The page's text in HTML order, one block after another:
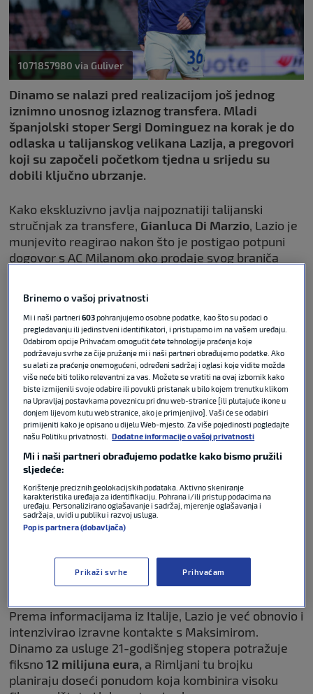
1071857980 via Guliver
Dinamo se nalazi pred realizacijom još jednog
iznimno unosnog izlaznog transfera. Mladi
španjolski stoper Sergi Dominguez na korak je do
odlaska u talijanskog velikana Lazija, a pregovori
koji su započeli početkom tjedna u srijedu su
dobili ključno ubrzanje.
Kako ekskluzivno javlja najpoznatiji talijanski
stručnjak za transfere, Gianluca Di Marzio, Lazio je
munjevito reagirao nakon što je postigao potpuni
dogovor s AC Milanom oko prodaje svog braniča
sportski direktorAngelo Fabiani
apsolutni prioritet i Gilina nasljednika označio
upravoDinamovogdragulja.
Bennacer korak dalje od Dinama i
korak bliže – Kataru
NOGOMET
Dominguez napušta Dinamo? Na
korak je do odlaska u talijanskog
NOGOMET 07. srp 2026 0
Prema informacijama iz Italije, Lazio je već obnovio i
intenzivirao izravne kontakte s Maksimirom.
Dinamo za usluge 21-godišnjeg stopera potražuje
fiksno 12 milijuna eura, a Rimljani tu brojku
planiraju doseći ponudom koja kombinira visoku
Brinemo o vašoj privatnosti
Mi i naši partneri603pohranjujemo osobne podatke, kao što su podaci o
pregledavanju ili jedinstveni identifikatori, i pristupamo im na vašem uređaju.
Odabirom opcije Prihvaćam omogućit ćete tehnologije praćenja koje
podržavaju svrhe za čije pružanje mi i naši partneri obrađujemo podatke. Ako
su alati za praćenje onemogućeni, određeni sadržaj i oglasi koje vidite možda
više neće biti toliko relevantni za vas. Možete se vratiti na ovaj izbornik kako
biste izmijenili svoje odabire ili povukli pristanak u bilo kojem trenutku klikom
na Upravljaj postavkama poveznicu pri dnu web-stranice [ili plutajuće ikone u
donjem lijevom kutu web stranice, ako je primjenjivo]. Vaši će se odabiri
primijeniti kako je opisano u dijelu Web-mjesto. Za više pojedinosti pogledajte
našu Politiku privatnosti.
Dodatne informacije o vašoj privatnosti
Mi i naši partneri obrađujemo podatke kako bismo pružili
sljedeće:
Korištenje preciznih geolokacijskih podataka. Aktivno skeniranje
karakteristika uređaja za identifikaciju. Pohrana i/ili pristup podacima na
uređaju. Personalizirano oglašavanje i sadržaj, mjerenje oglašavanja i
sadržaja, uvidi u publiku i razvoj usluga.
Popis partnera (dobavljača)
Prikaži svrhe Prihvaćam